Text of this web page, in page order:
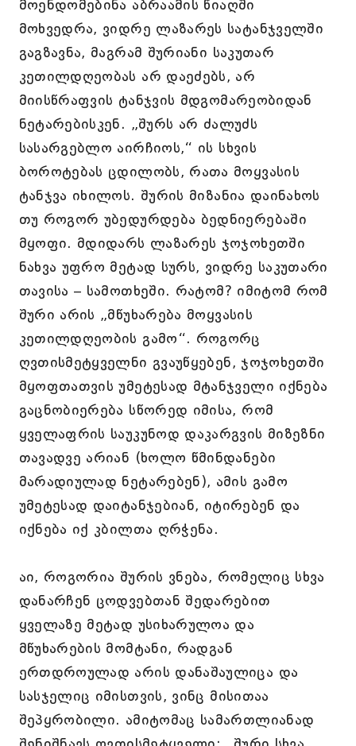
მოენდომებინა აბრაამის წიაღში
მოხვედრა, ვიდრე ლაზარეს სატანჯველში
გაგზავნა, მაგრამ შურიანი საკუთარ
კეთილდღეობას არ დაეძებს, არ
მიისწრაფვის ტანჯვის მდგომარეობიდან
ნეტარებისკენ. „შურს არ ძალუძს
სასარგებლო აირჩიოს,“ ის სხვის
ბოროტებას ცდილობს, რათა მოყვასის
ტანჯვა იხილოს. შურის მიზანია დაინახოს
თუ როგორ უბედურდება ბედნიერებაში
მყოფი. მდიდარს ლაზარეს ჯოჯოხეთში
ნახვა უფრო მეტად სურს, ვიდრე საკუთარი
თავისა – სამოთხეში. რატომ? იმიტომ რომ
შური არის „მწუხარება მოყვასის
კეთილდღეობის გამო“. როგორც
ღვთისმეტყველნი გვაუწყებენ, ჯოჯოხეთში
მყოფთათვის უმეტესად მტანჯველი იქნება
გაცნობიერება სწორედ იმისა, რომ
ყველაფრის საუკუნოდ დაკარგვის მიზეზნი
თავადვე არიან (ხოლო წმინდანები
მარადიულად ნეტარებენ), ამის გამო
უმეტესად დაიტანჯებიან, იტირებენ და
იქნება იქ კბილთა ღრჭენა.
აი, როგორია შურის ვნება, რომელიც სხვა
დანარჩენ ცოდვებთან შედარებით
ყველაზე მეტად უსიხარულოა და
მწუხარების მომტანი, რადგან
ერთდროულად არის დანაშაულიცა და
სასჯელიც იმისთვის, ვინც მისითაა
შეპყრობილი. ამიტომაც სამართლიანად